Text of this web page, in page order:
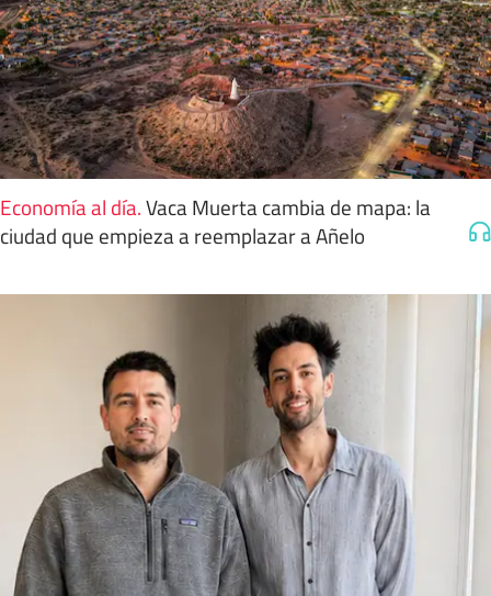
Economía al día.Vaca Muerta cambia de mapa: la
ciudad que empieza a reemplazar a Añelo